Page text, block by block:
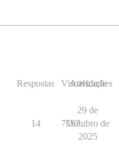
Respostas Visualizações
Atividade
14 7597
29 de
Outubro de
2025